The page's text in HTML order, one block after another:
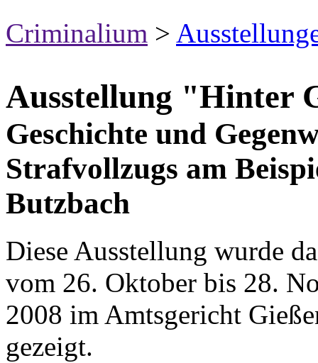
Criminalium >
Ausstellung "Hinter
Geschichte und
Strafvollzugs am
Butzbach
Diese Ausstellung wurde
vom 26. Oktober bis 28.
2008 im Amtsgericht
gezeigt.